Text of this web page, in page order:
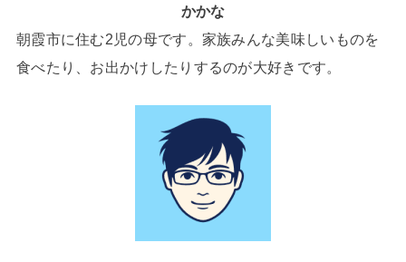
かかな
朝霞市に住む2児の母です。家族みんな美味しいものを
食べたり、お出かけしたりするのが大好きです。